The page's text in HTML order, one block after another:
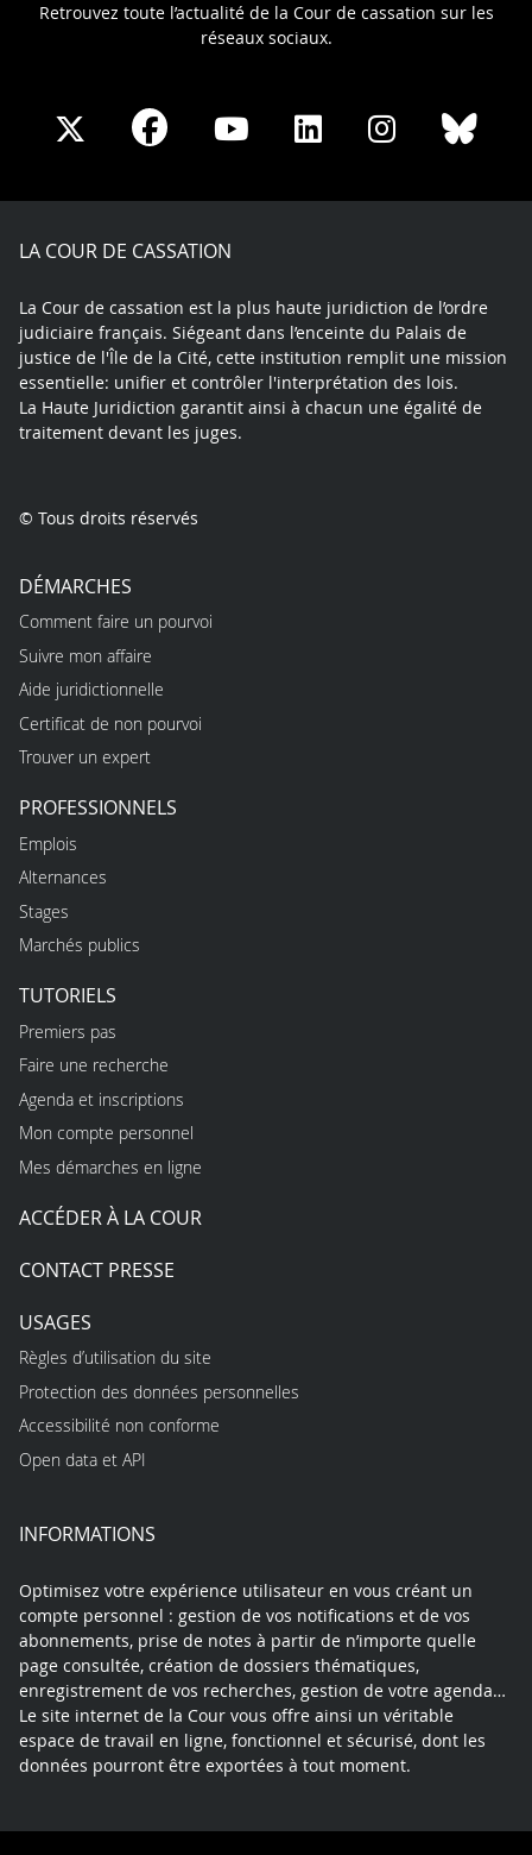
Retrouvez toute l’actualité de la Cour de cassation sur les
réseaux sociaux.
Share
X
Share
Facebook
Share
Youtube
Share
LinkedIn
Share
Instagram
LA COUR DE CASSATION
La Cour de cassation est la plus haute juridiction de l’ordre
judiciaire français. Siégeant dans l’enceinte du Palais de
justice de l'Île de la Cité, cette institution remplit une mission
essentielle: unifier et contrôler l'interprétation des lois.
La Haute Juridiction garantit ainsi à chacun une égalité de
traitement devant les juges.
© Tous droits réservés
DÉMARCHES
Comment faire un pourvoi
Suivre mon affaire
Aide juridictionnelle
Certificat de non pourvoi
Trouver un expert
PROFESSIONNELS
Emplois
Alternances
Stages
Marchés publics
TUTORIELS
Premiers pas
Faire une recherche
Agenda et inscriptions
Mon compte personnel
Mes démarches en ligne
ACCÉDER À LA COUR
CONTACT PRESSE
USAGES
Règles d’utilisation du site
Protection des données personnelles
Accessibilité non conforme
Open data et API
INFORMATIONS
Optimisez votre expérience utilisateur en vous créant un
compte personnel : gestion de vos notifications et de vos
abonnements, prise de notes à partir de n’importe quelle
page consultée, création de dossiers thématiques,
enregistrement de vos recherches, gestion de votre agenda…
Le site internet de la Cour vous offre ainsi un véritable
espace de travail en ligne, fonctionnel et sécurisé, dont les
données pourront être exportées à tout moment.